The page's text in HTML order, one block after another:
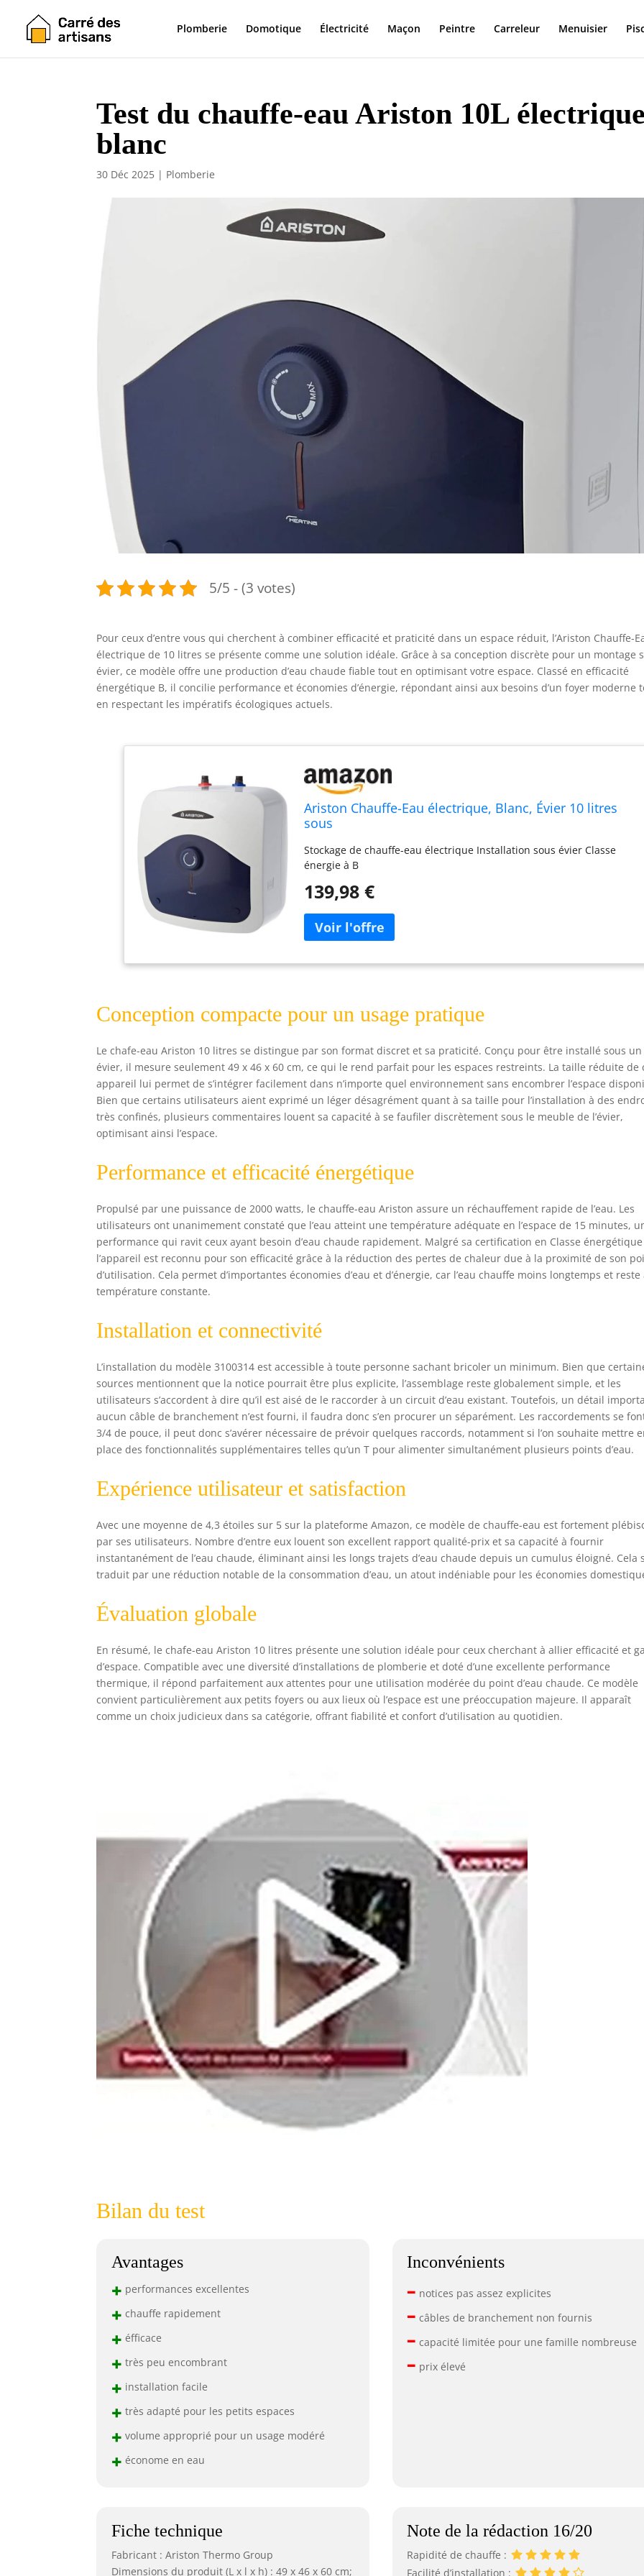
Plomberie Domotique Électricité Maçon Peintre Carreleur Menuisier
Test du chauffe-eau Ariston 10L
blanc
30 Déc 2025 | Plomberie
5/5 - (3 votes)
Pour ceux d’entre vous qui cherchent à combiner efficacité et praticité dans un espace réduit, l’Ariston Chauffe-
électrique de 10 litres se présente comme une solution idéale. Grâce à sa conception discrète pour un montage
évier, ce modèle offre une production d’eau chaude fiable tout en optimisant votre espace. Classé en efficacité
énergétique B, il concilie performance et économies d’énergie, répondant ainsi aux besoins d’un foyer moderne
en respectant les impératifs écologiques actuels.
Ariston Chauffe-Eau électrique, Blanc, Évier 10 litres
sous
Stockage de chauffe-eau électrique Installation sous évier Classe
énergie à B
139,98 €
Conception compacte pour un usage pratique
Le chafе-eаu Ariston 10 litres se distingue par son format discret et sa praticité. Conçu pour être installé sous un
évier, il mesure seulement 49 x 46 x 60 cm, ce qui le rend parfait pour les espaces restreints. La taille réduite de
appareil lui permet de s’intégrer facilement dans n’importe quel environnement sans encombrer l’espace
Bien que certains utilisateurs aient exprimé un léger désagrément quant à sa taille pour l’installation à des
très confinés, plusieurs commentaires louent sa capacité à se faufiler discrètement sous le meuble de l’évier,
optimisant ainsi l’espace.
Performance et efficacité énergétique
Propulsé par une puissance de 2000 watts, le chauffe-eau Ariston assure un réchauffement rapide de l’eau. Les
utilisateurs ont unanimement constaté que l’eau atteint une température adéquate en l’espace de 15 minutes,
performance qui ravit ceux ayant besoin d’eau chaude rapidement. Malgré sa certification en Classe
l’appareil est reconnu pour son efficacité grâce à la réduction des pertes de chaleur due à la proximité de son
d’utilisation. Cela permet d’importantes économies d’eau et d’énergie, car l’eau chauffe moins longtemps et reste
température constante.
Installation et connectivité
L’installation du modèle 3100314 est accessible à toute personne sachant bricoler un minimum. Bien que
sources mentionnent que la notice pourrait être plus explicite, l’assemblage reste globalement simple, et les
utilisateurs s’accordent à dire qu’il est aisé de le raccorder à un circuit d’eau existant. Toutefois, un détail
aucun câble de branchement n’est fourni, il faudra donc s’en procurer un séparément. Les raccordements se
3/4 de pouce, il peut donc s’avérer nécessaire de prévoir quelques raccords, notamment si l’on souhaite mettre
place des fonctionnalités supplémentaires telles qu’un T pour alimenter simultanément plusieurs points d’eau.
Expérience utilisateur et satisfaction
Avec une moyenne de 4,3 étoiles sur 5 sur la plateforme Amazon, ce modèle de chauffe-eau est fortement
par ses utilisateurs. Nombre d’entre eux louent son excellent rapport qualité-prix et sa capacité à fournir
instantanément de l’eau chaude, éliminant ainsi les longs trajets d’eau chaude depuis un cumulus éloigné. Cela
traduit par une réduction notable de la consommation d’eau, un atout indéniable pour les économies
Évaluation globale
En résumé, le chafе-eаu Ariston 10 litres présente une solution idéale pour ceux cherchant à allier efficacité et
d’espace. Compatible avec une diversité d’installations de plomberie et doté d’une excellente performance
thermique, il répond parfaitement aux attentes pour une utilisation modérée du point d’eau chaude. Ce modèle
convient particulièrement aux petits foyers ou aux lieux où l’espace est une préoccupation majeure. Il apparaît
comme un choix judicieux dans sa catégorie, offrant fiabilité et confort d’utilisation au quotidien.
Bilan du test
Avantages
+ performances excellentes
+ chauffe rapidement
+ éfficace
+ très peu encombrant
+ installation facile
+ très adapté pour les petits espaces
+ volume approprié pour un usage modéré
+ économe en eau
Inconvénients
– notices pas assez explicites
– câbles de branchement non fournis
– capacité limitée pour une famille nombreuse
– prix élevé
Fiche technique
Fabricant : Ariston Thermo Group
Dimensions du produit (L x l x h) : 49 x 46 x 60 cm;
Note de la rédaction 16/20
Rapidité de chauffe :
Facilité d’installation :